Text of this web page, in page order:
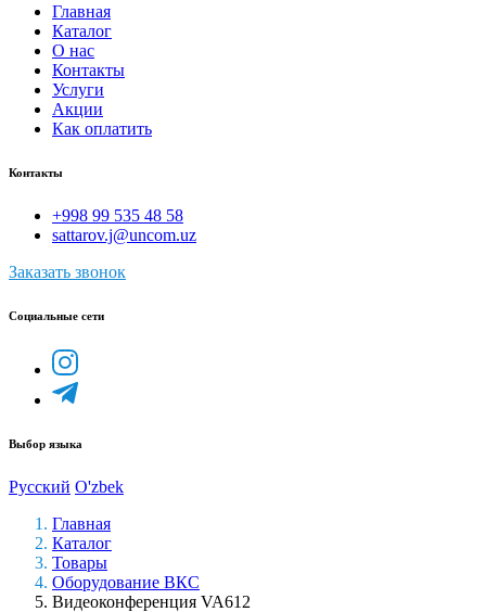
Главная
Каталог
О нас
Контакты
Услуги
Акции
Как оплатить
Контакты
+998 99 535 48 58
sattarov.j@uncom.uz
Заказать звонок
Социальные сети
Выбор языка
Русский O'zbek
Главная
Каталог
Товары
Оборудование ВКС
Видеоконференция VA612